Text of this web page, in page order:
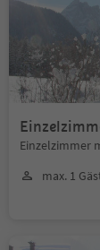
Einzelzimmer
max. 1